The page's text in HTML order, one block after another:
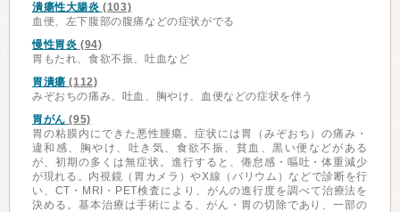
潰瘍性大腸炎 (103)
血便、左下腹部の腹痛などの症状がでる
慢性胃炎 (94)
胃もたれ、食欲不振、吐血など
胃潰瘍 (112)
みぞおちの痛み、吐血、胸やけ、血便などの症状を伴う
胃がん (95)
胃の粘膜内にできた悪性腫瘍。症状には胃（みぞおち）の痛み・
違和感、胸やけ、吐き気、食欲不振、貧血、黒い便などがある
が、初期の多くは無症状。進行すると、倦怠感・嘔吐・体重減少
が現れる。内視鏡（胃カメラ）やX線（バリウム）などで診断を行
い、CT・MRI・PET検査により、がんの進行度を調べて治療法を
決める。基本治療は手術による、がん・胃の切除であり、一部の